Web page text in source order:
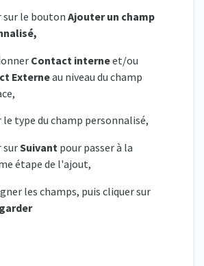
sur le bouton Ajouter un champ
Contact interneet/ou
Externeau niveau du champ
le type du champ personnalisé,
surSuivant pour passer à la
étape de l'ajout,
les champs, puis cliquer sur